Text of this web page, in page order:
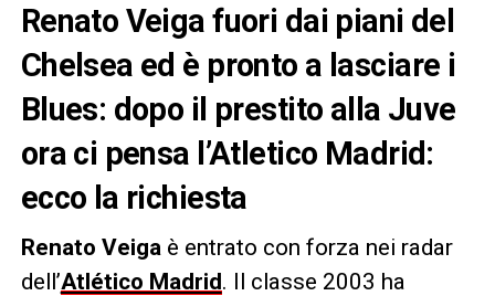
Renato Veiga fuori dai piani del
Chelsea ed è pronto a lasciare i
Blues: dopo il prestito alla Juve
ora ci pensa l’Atletico Madrid:
ecco la richiesta
Renato Veiga è entrato con forza nei radar
dell’Atlético Madrid. Il classe 2003 ha